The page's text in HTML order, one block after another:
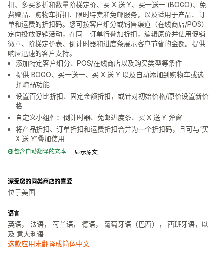
扣、多买多折和数量阶梯定价、买 X 送 Y、买一送一 (BOGO)、免
费赠品、购物车折扣、限时特卖和免邮服务，以及适用于产品、订
单和运费的折扣码。您可按客户细分或销售渠道（在线商店/POS）
定向投放促销活动，在同一订单行叠加折扣，编辑原价并使用促销
徽章、阶梯定价表、倒计时器和进度条展示客户节省的金额。提供
响应迅速的客户支持。
添加特定客户细分、POS/在线商店以及购买类型等条件
提供 BOGO、买一送一、买 X 送 Y 以及自动添加到购物车或选
择赠品功能
设置百分比折扣、固定金额折扣，或针对初始价格/原价设置新价
格
自定义小组件：倒计时器、免邮进度条、买 X 送 Y 弹窗
将产品折扣、订单折扣和运费折扣合并为一个折扣码，且可与“买
X 送 Y”叠加使用
包含自动翻译的文本 显示原文
深受您的同类商店的喜爱
位于美国
语言
英语， 法语， 荷兰语， 德语， 葡萄牙语（巴西）， 西班牙语，以
及 意大利语
这款应用未翻译成简体中文